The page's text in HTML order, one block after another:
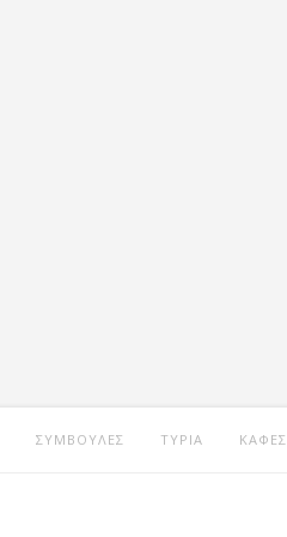
ΣΥΜΒΟΥΛΕΣ ΤΥΡΙΑ ΚΑΦΕΣ